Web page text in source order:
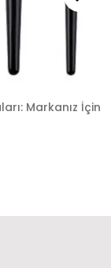
Markanız İçin